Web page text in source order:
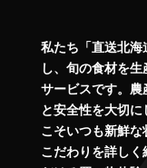
私たち「直送北海
し、旬の食材を
サービスです。農
と安全性を大切
こそいつも新鮮
こだわりを詳し